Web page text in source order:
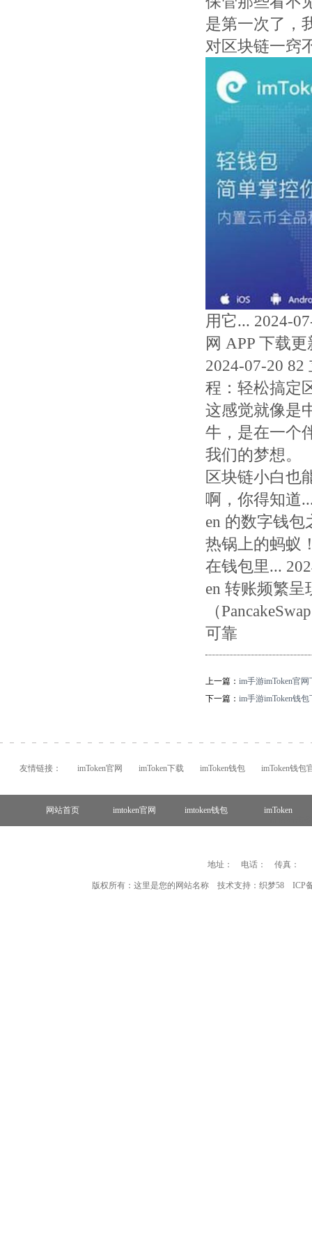
是第一次了，
对区块链一窍
用它... 2024-
网 APP 下载
2024-07-20
程：轻松搞定
这感觉就像是
牛，是在一个
我们的梦想。
区块链小白也
啊，你得知道
en 的数字钱
热锅上的蚂蚁
在钱包里...
en 转账频繁
（
可靠
上一篇： im手游imToken官
下一篇： im手游imToken钱
友情链接： imToken官网 imToken下载 imToken钱包 imToken钱包
网站首页 imtoken官网 imtoken钱包 imToken
地址： 电话： 传真：
版权所有：这里是您的网站名称 技术支持： 织梦58 ICP